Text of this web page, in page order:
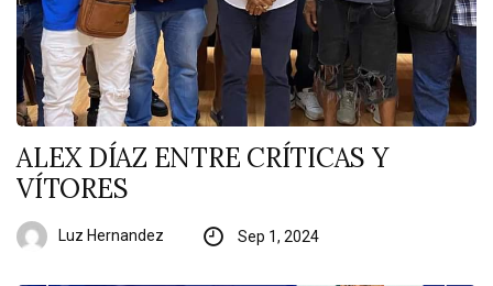
ALEX DÍAZ ENTRE CRÍTICAS Y
VÍTORES
Luz Hernandez Sep 1, 2024